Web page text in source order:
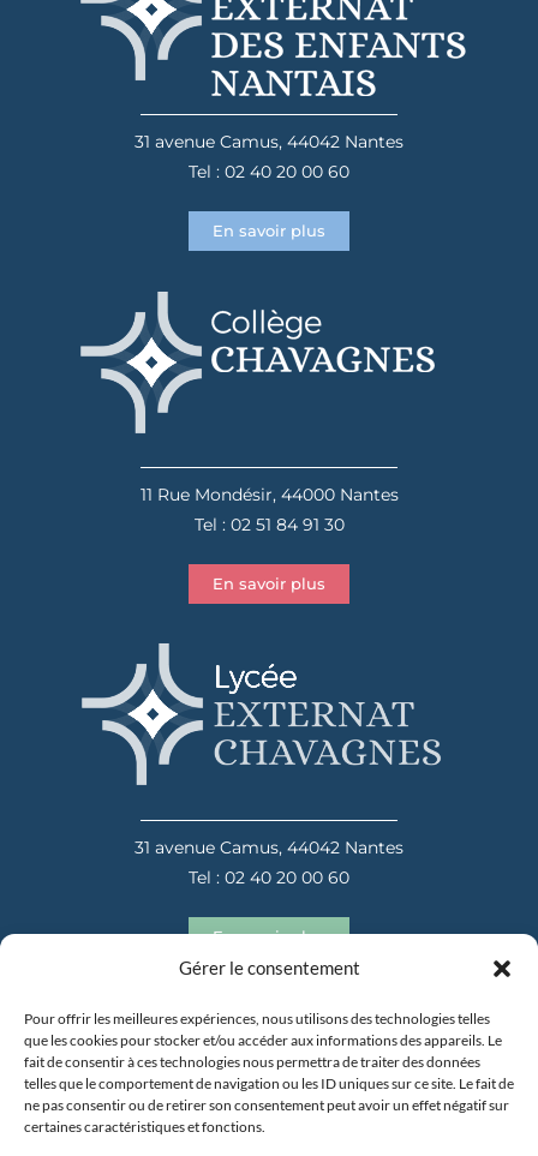
Gérer le consentement
Pour offrir les meilleures expériences, nous utilisons des technologies telles
que les cookies pour stocker et/ou accéder aux informations des appareils. Le
fait de consentir à ces technologies nous permettra de traiter des données
telles que le comportement de navigation ou les ID uniques sur ce site. Le fait de
ne pas consentir ou de retirer son consentement peut avoir un effet négatif sur
certaines caractéristiques et fonctions.
31 avenue Camus, 44042 Nantes
Tel : 02 40 20 00 60
En savoir plus
11 Rue Mondésir, 44000 Nantes
Tel : 02 51 84 91 30
En savoir plus
31 avenue Camus, 44042 Nantes
Tel : 02 40 20 00 60
En savoir plus